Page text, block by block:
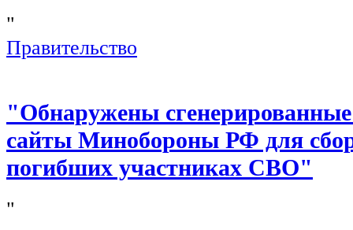
"
Правительство
"Обнаружены
сайты Минобороны РФ для
погибших участниках СВО"
"